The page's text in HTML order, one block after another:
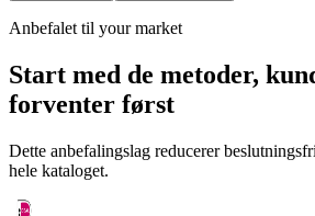
Anbefalet til your market
Start med de metoder,
forventer først
Dette anbefalingslag reducerer
hele kataloget.